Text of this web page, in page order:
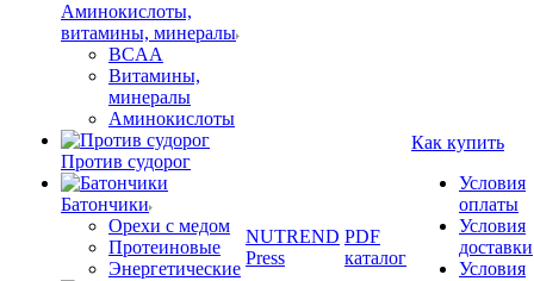
Аминокислоты,
витамины, минералы
BCAA
Витамины,
минералы
Аминокислоты
Против судорог
Батончики
Орехи с медом
Протеиновые
Энергетические
NUTREND
Press
PDF
каталог
Как купить
Условия
оплаты
Условия
доставки
Условия